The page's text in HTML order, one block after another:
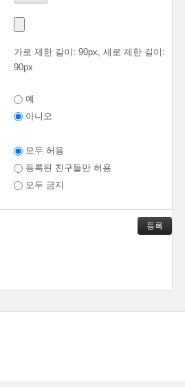
가로 제한 길이: 90px, 세로 제한 길이:
90px
예
아니오
모두 허용
등록된 친구들만 허용
모두 금지